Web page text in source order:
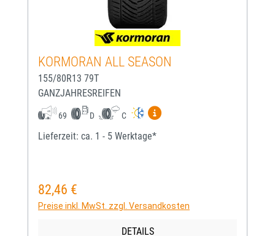
KORMORAN ALL SEASON
155/80R13 79T
GANZJAHRESREIFEN
69 D C
Mehr Informationen zum
Lieferzeit: ca. 1 - 5 Werktage*
Regulärer Preis:
82,46 €
Preise inkl. MwSt. zzgl. Versandkosten
DETAILS